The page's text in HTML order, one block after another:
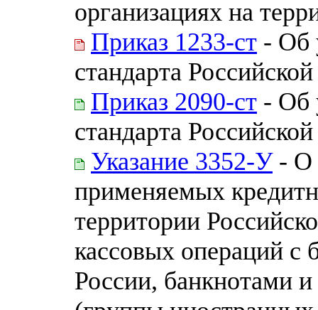
организациях на
Приказ 1233-ст - Об
стандарта
Приказ 2090-ст - Об
стандарта
Указание 3352-У- О
применяемых
территории
кассовых операций с
России, банкнотами